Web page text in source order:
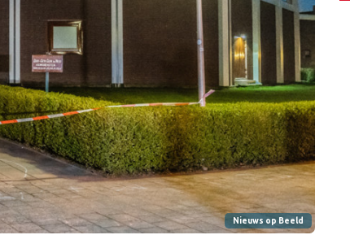
Nieuws op Beeld